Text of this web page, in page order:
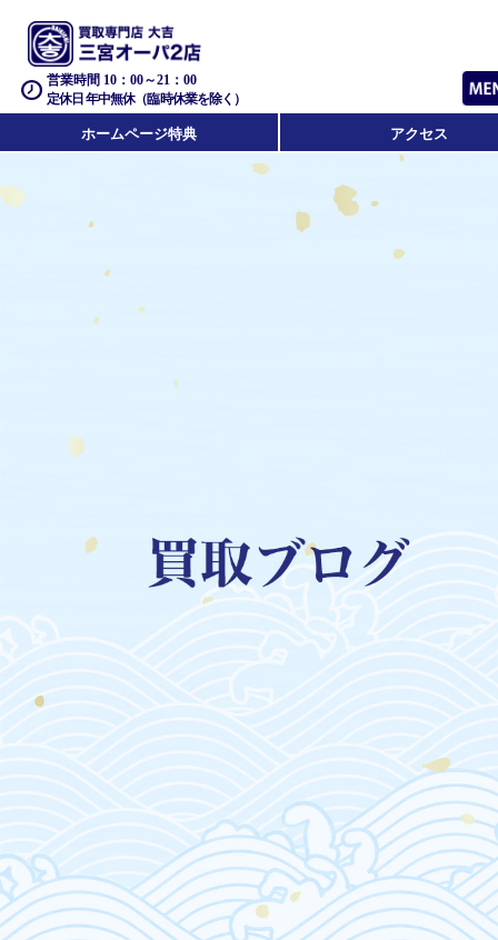
営業時間 10：00～21：00
定休日 年中無休（臨時休業を除く）
ホームページ特典 アクセス